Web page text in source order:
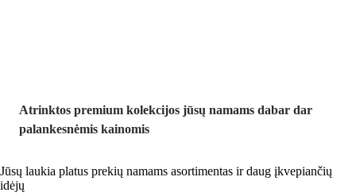
Atrinktos premium kolekcijos jūsų namams dabar dar
palankesnėmis kainomis
Jūsų laukia platus prekių namams asortimentas ir daug įkvepiančių
idėjų